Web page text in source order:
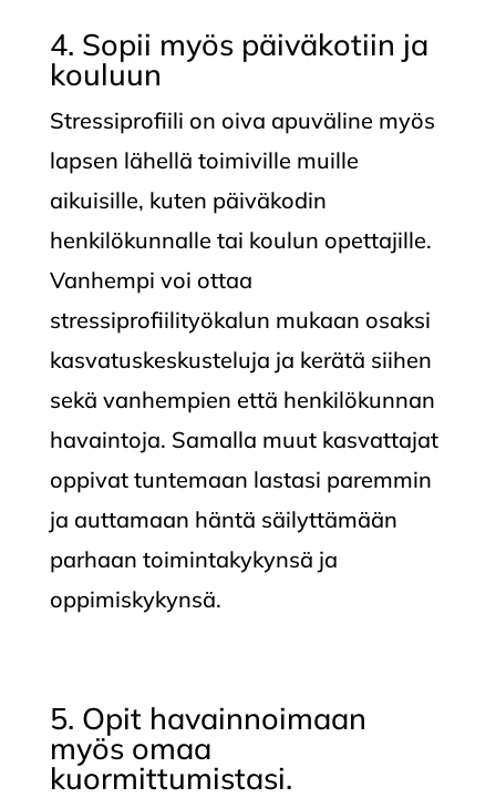
4. Sopii myös päiväkotiin ja
kouluun
Stressiprofiili on oiva apuväline myös
lapsen lähellä toimiville muille
aikuisille, kuten päiväkodin
henkilökunnalle tai koulun opettajille.
Vanhempi voi ottaa
stressiprofiilityökalun mukaan osaksi
kasvatuskeskusteluja ja kerätä siihen
sekä vanhempien että henkilökunnan
havaintoja. Samalla muut kasvattajat
oppivat tuntemaan lastasi paremmin
ja auttamaan häntä säilyttämään
parhaan toimintakykynsä ja
oppimiskykynsä.
5. Opit havainnoimaan
myös omaa
kuormittumistasi.